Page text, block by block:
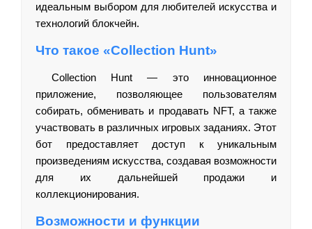
идеальным выбором для любителей искусства и
технологий блокчейн.
Что такое «Collection Hunt»
Collection Hunt — это инновационное
приложение, позволяющее пользователям
собирать, обменивать и продавать NFT, а также
участвовать в различных игровых заданиях. Этот
бот предоставляет доступ к уникальным
произведениям искусства, создавая возможности
для их дальнейшей продажи и
коллекционирования.
Возможности и функции